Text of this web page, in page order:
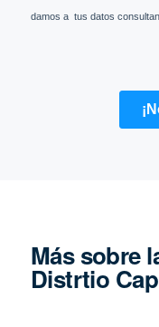
Más sobre
Distrtio